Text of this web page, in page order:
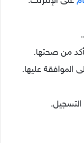
من صحتها.
الموافقة عليها.